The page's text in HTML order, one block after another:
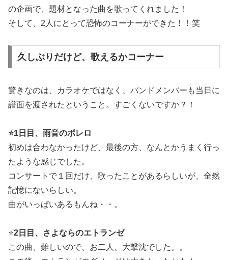
の企画で、題材となった曲を歌ってくれました！
そして、2人にとって恐怖のコーナーができた！！笑
久しぶりだけど、歌えるかコーナー
驚きなのは、カラオケではなく、バンドメンバーも当日に
譜面を渡されたということ。すごくないですか？！
⭐️1日目、雨音のボレロ
初めは合わなかったけど、最後の方、なんとかうまく行っ
たような感じでした。
コンサートで１回だけ、歌ったことがあるらしいが、全然
記憶にないらしい。
曲がいっぱいあるもんね・・。
⭐️2日目、さよならのエトランゼ
この曲、難しいので、お二人、大撃沈でした。。